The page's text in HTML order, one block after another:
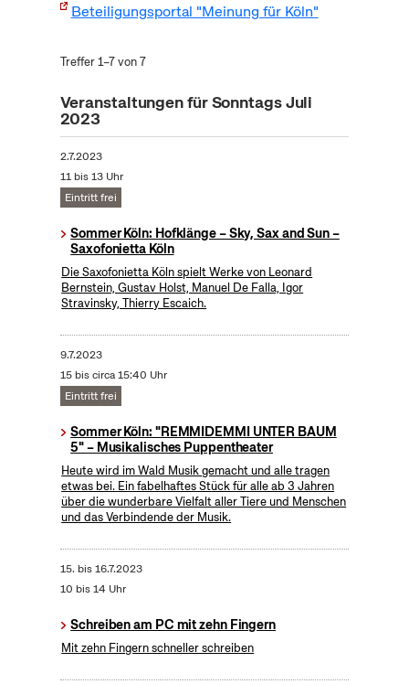
Beteiligungsportal "Meinung für Köln"
Treffer 1–7 von 7
Veranstaltungen für Sonntags Juli
2023
2.7.2023
11 bis 13 Uhr
Eintritt frei
Sommer Köln: Hofklänge – Sky, Sax and Sun –
Saxofonietta Köln
Die Saxofonietta Köln spielt Werke von Leonard
Bernstein, Gustav Holst, Manuel De Falla, Igor
Stravinsky, Thierry Escaich.
9.7.2023
15 bis circa 15:40 Uhr
Eintritt frei
Sommer Köln: "REMMIDEMMI UNTER BAUM
5" – Musikalisches Puppentheater
Heute wird im Wald Musik gemacht und alle tragen
etwas bei. Ein fabelhaftes Stück für alle ab 3 Jahren
über die wunderbare Vielfalt aller Tiere und Menschen
und das Verbindende der Musik.
15. bis16.7.2023
10 bis 14 Uhr
Schreiben am PC mit zehn Fingern
Mit zehn Fingern schneller schreiben